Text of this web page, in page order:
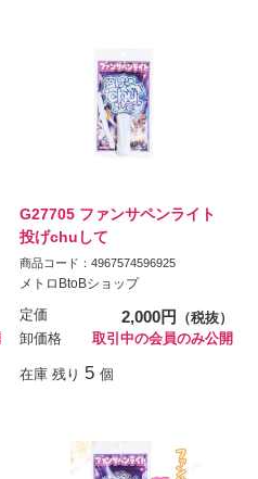
G27705 ファンサペンライト
投げchuして
商品コード：4967574596925
メトロBtoBショップ
定価 2,000円
（税抜）
卸価格
取引中の会員のみ公開
在庫 残り 5 個